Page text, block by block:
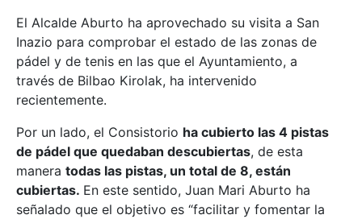
El Alcalde Aburto ha aprovechado su visita a San
Inazio para comprobar el estado de las zonas de
pádel y de tenis en las que el Ayuntamiento, a
través de Bilbao Kirolak, ha intervenido
recientemente.
Por un lado, el Consistorio ha cubierto las 4 pistas
de pádel que quedaban descubiertas, de esta
manera todas las pistas, un total de 8, están
cubiertas. En este sentido, Juan Mari Aburto ha
señalado que el objetivo es “facilitar y fomentar la